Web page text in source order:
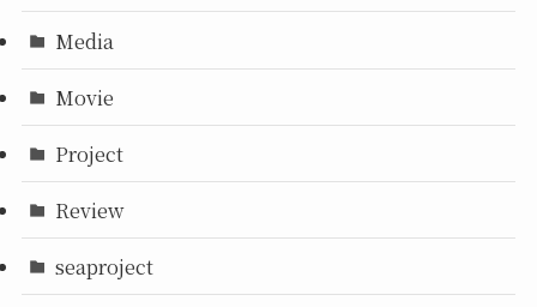
Media
Movie
Project
Review
seaproject